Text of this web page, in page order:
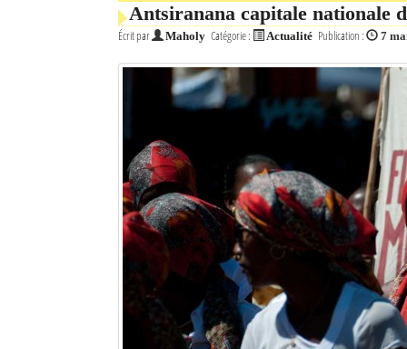
Antsiranana capitale nationale
Écrit par Maholy Catégorie : Actualité Publication : 7